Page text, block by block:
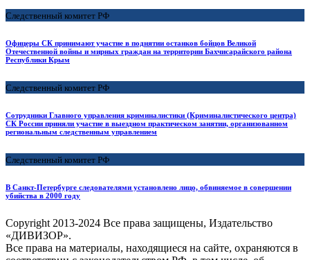
Следственный комитет РФ
Офицеры СК принимают участие в поднятии останков бойцов Великой
Отечественной войны и мирных граждан на территории Бахчисарайского района
Республики Крым
Следственный комитет РФ
Сотрудники Главного управления криминалистики (Криминалистического центра)
СК России приняли участие в выездном практическом занятии, организованном
региональным следственным управлением
Следственный комитет РФ
В Санкт-Петербурге следователями установлено лицо, обвиняемое в совершении
убийства в 2000 году
Copyright 2013-2024 Все права защищены, Издательство
«ДИВИЗОР».
Все права на материалы, находящиеся на сайте, охраняются в